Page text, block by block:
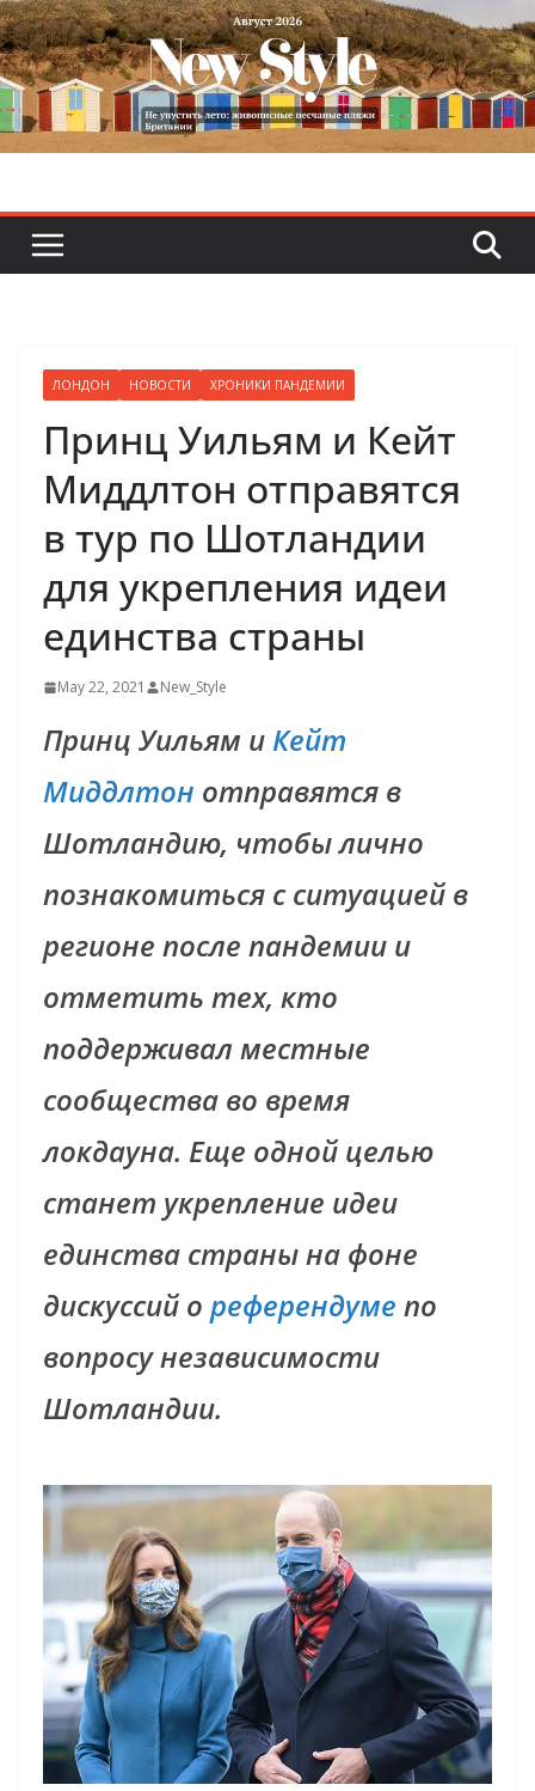
Skip
to
content
ЛОНДОН НОВОСТИ ХРОНИКИ ПАНДЕМИИ
Принц Уильям и Кейт
Миддлтон отправятся
в тур по Шотландии
для укрепления идеи
единства страны
May 22, 2021 New_Style
Принц Уильям и Кейт
Миддлтон отправятся в
Шотландию, чтобы лично
познакомиться с ситуацией в
регионе после пандемии и
отметить тех, кто
поддерживал местные
сообщества во время
локдауна. Еще одной целью
станет укрепление идеи
единства страны на фоне
дискуссий о референдуме по
вопросу независимости
Шотландии.